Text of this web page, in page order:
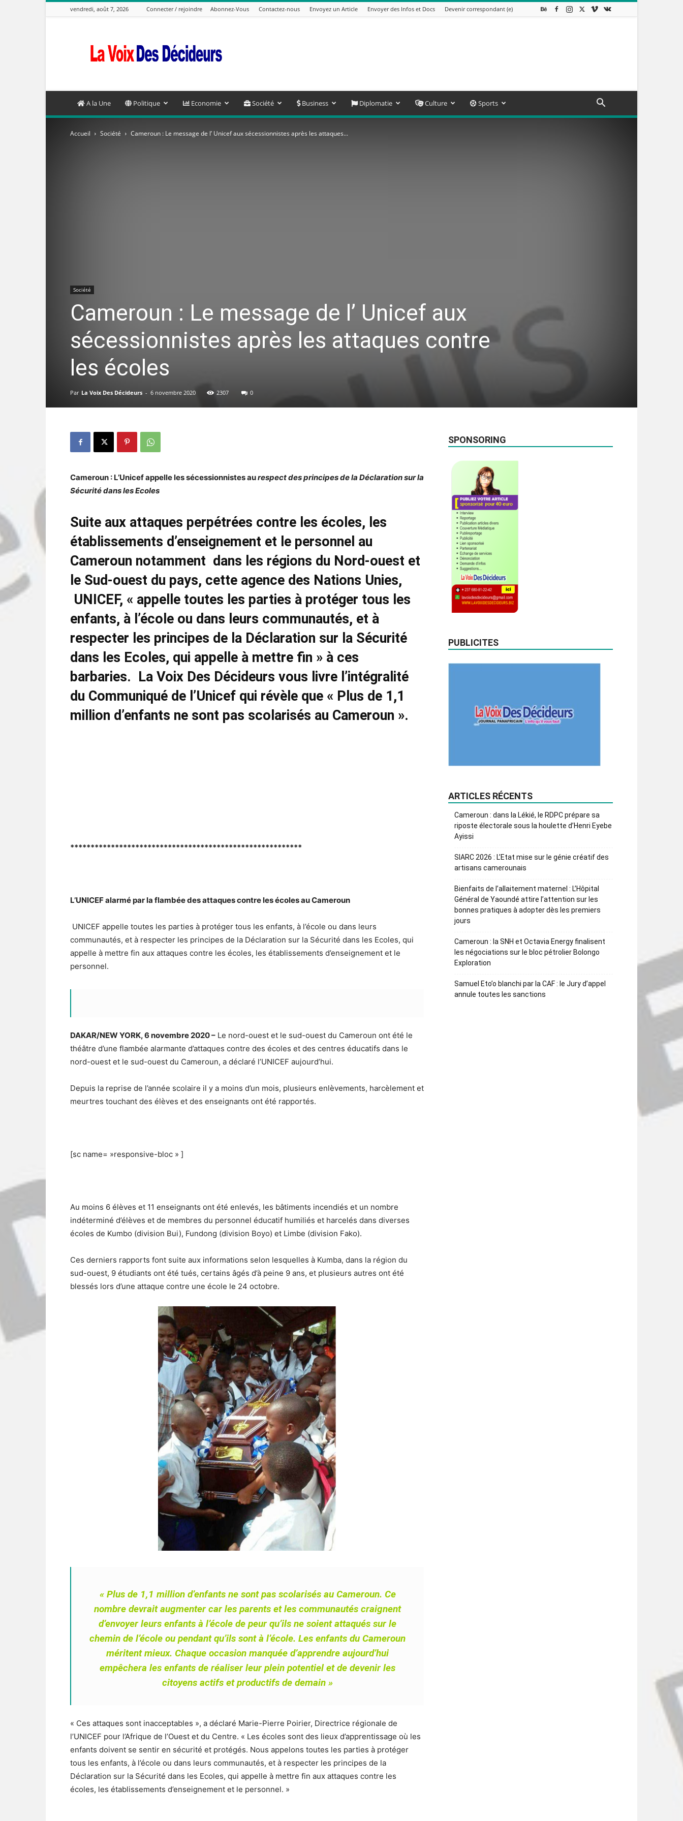
vendredi, août 7, 2026 Connecter / rejoindre Abonnez-Vous Contactez-nous Envoyez un Article Envoyer des Infos et Docs Devenir correspondant (e)
Voix
Des
A la Une Politique Economie Société Business Diplomatie Culture Sports
Accueil Société Cameroun : Le message de l’ Unicef aux sécessionnistes après les attaques...
Société
Cameroun : Le message de l’ Unicef aux
sécessionnistes après les attaques contre
les écoles
Par La Voix Des Décideurs - 6 novembre 2020 2307 0
Cameroun : L’Unicef appelle les sécessionnistes aurespect des principes de la Déclaration sur la
Sécurité dans les Ecoles
Suite aux attaques perpétrées contre les écoles, les
établissements d’enseignement et le personnel au
Cameroun notamment dans les régions du Nord-ouest et
le Sud-ouest du pays, cette agence des Nations Unies,
UNICEF, « appelle toutes les parties à protéger tous les
enfants, à l’école ou dans leurs communautés, et à
respecter les principes de la Déclaration sur la Sécurité
dans les Ecoles, qui appelle à mettre fin » à ces
barbaries. La Voix Des Décideurs vous livre l’intégralité
du Communiqué de l’Unicef qui révèle que « Plus de 1,1
million d’enfants ne sont pas scolarisés au Cameroun ».
*********************************************************
L’UNICEF alarmé par la flambée des attaques contre les écoles au Cameroun
UNICEF appelle toutes les parties à protéger tous les enfants, à l’école ou dans leurs
communautés, et à respecter les principes de la Déclaration sur la Sécurité dans les Ecoles, qui
appelle à mettre fin aux attaques contre les écoles, les établissements d’enseignement et le
personnel.
DAKAR/NEW YORK, 6 novembre 2020 – Le nord-ouest et le sud-ouest du Cameroun ont été le
théâtre d’une flambée alarmante d’attaques contre des écoles et des centres éducatifs dans le
nord-ouest et le sud-ouest du Cameroun, a déclaré l’UNICEF aujourd’hui.
Depuis la reprise de l’année scolaire il y a moins d’un mois, plusieurs enlèvements, harcèlement et
meurtres touchant des élèves et des enseignants ont été rapportés.
[sc name= »responsive-bloc » ]
Au moins 6 élèves et 11 enseignants ont été enlevés, les bâtiments incendiés et un nombre
indéterminé d’élèves et de membres du personnel éducatif humiliés et harcelés dans diverses
écoles de Kumbo (division Bui), Fundong (division Boyo) et Limbe (division Fako).
Ces derniers rapports font suite aux informations selon lesquelles à Kumba, dans la région du
sud-ouest, 9 étudiants ont été tués, certains âgés d’à peine 9 ans, et plusieurs autres ont été
blessés lors d’une attaque contre une école le 24 octobre.
« Plus de 1,1 million d’enfants ne sont pas scolarisés au Cameroun. Ce
nombre devrait augmenter car les parents et les communautés craignent
d’envoyer leurs enfants à l’école de peur qu’ils ne soient attaqués sur le
chemin de l’école ou pendant qu’ils sont à l’école. Les enfants du Cameroun
méritent mieux. Chaque occasion manquée d’apprendre aujourd’hui
empêchera les enfants de réaliser leur plein potentiel et de devenir les
citoyens actifs et productifs de demain »
« Ces attaques sont inacceptables », a déclaré Marie-Pierre Poirier, Directrice régionale de
l’UNICEF pour l’Afrique de l’Ouest et du Centre. « Les écoles sont des lieux d’apprentissage où les
enfants doivent se sentir en sécurité et protégés. Nous appelons toutes les parties à protéger
tous les enfants, à l’école ou dans leurs communautés, et à respecter les principes de la
Déclaration sur la Sécurité dans les Ecoles, qui appelle à mettre fin aux attaques contre les
écoles, les établissements d’enseignement et le personnel. »
SPONSORING
PUBLICITES
ARTICLES RÉCENTS
Cameroun : dans la Lékié, le RDPC prépare sa
riposte électorale sous la houlette d’Henri Eyebe
Ayissi
SIARC 2026 : L’Etat mise sur le génie créatif des
artisans camerounais
Bienfaits de l’allaitement maternel : L’Hôpital
Général de Yaoundé attire l’attention sur les
bonnes pratiques à adopter dès les premiers
jours
Cameroun : la SNH et Octavia Energy finalisent
les négociations sur le bloc pétrolier Bolongo
Exploration
Samuel Eto’o blanchi par la CAF : le Jury d’appel
annule toutes les sanctions